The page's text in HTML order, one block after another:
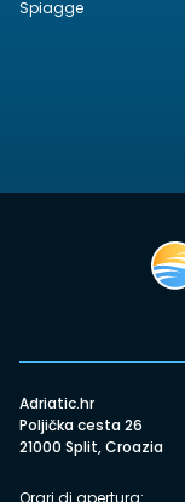
Spiagge
Adriatic.hr
Poljička cesta 26
21000 Split, Croazia
Orari di apertura: